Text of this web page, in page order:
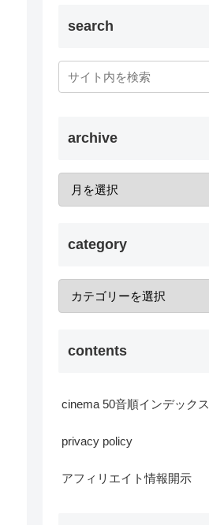
search
archive
category
contents
cinema 50音順インデックス
privacy policy
アフィリエイト情報開示